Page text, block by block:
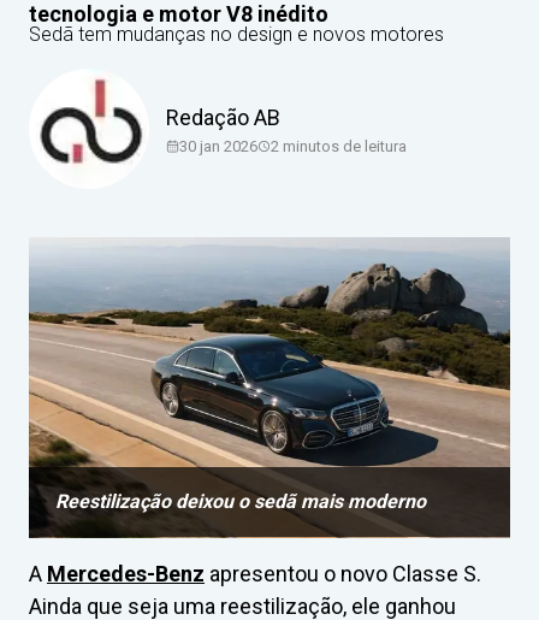
tecnologia e motor V8 inédito
Sedã tem mudanças no design e novos motores
Redação AB
30 jan 2026 2 minutos de leitura
Reestilização deixou o sedã mais moderno
A Mercedes-Benz apresentou o novo Classe S.
Ainda que seja uma reestilização, ele ganhou